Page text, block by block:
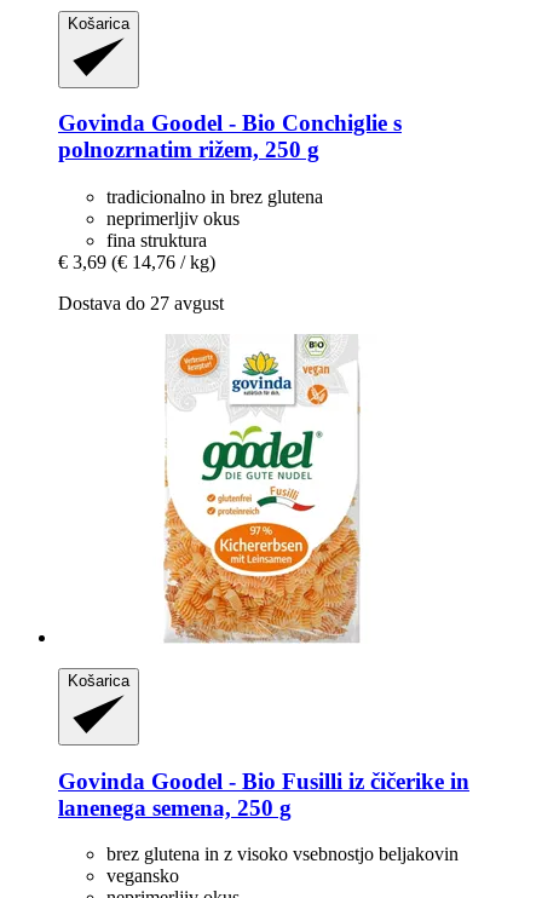
Košarica
Govinda Goodel -​ Bio Conchiglie s
polnozrnatim rižem, 250 g
tradicionalno in brez glutena
neprimerljiv okus
fina struktura
€ 3,69 (€ 14,76 / kg)
Dostava do 27 avgust
Košarica
Govinda Goodel -​ Bio Fusilli iz čičerike in
lanenega semena, 250 g
brez glutena in z visoko vsebnostjo beljakovin
vegansko